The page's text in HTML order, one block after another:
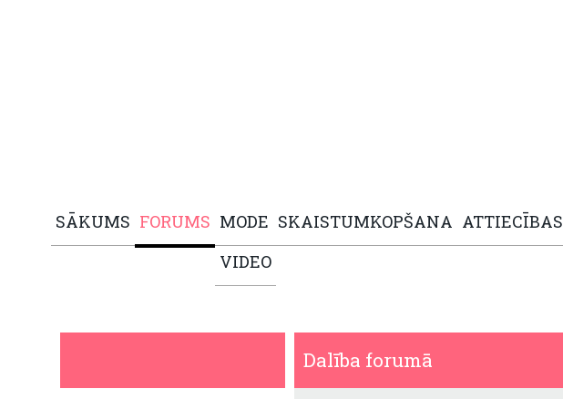
SĀKUMS FORUMS MODE SKAISTUMKOPŠANA ATTIECĪBAS
VIDEO
Dalība forumā